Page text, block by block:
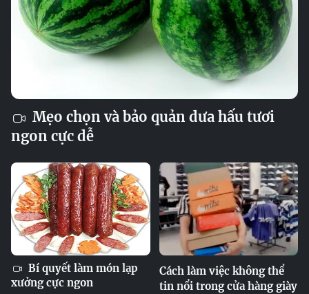
Mẹo chọn và bảo quản dưa hấu tươi
ngon cực dễ
Bí quyết làm món lạp
xưởng cực ngon
Cách làm việc không thể
tin nổi trong cửa hàng giày